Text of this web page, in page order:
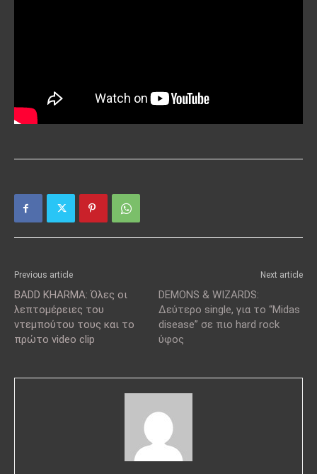
Previous article
BADD KHARMA: Όλες οι
λεπτομέρειες του
ντεμπούτου τους και το
πρώτο video clip
Next article
DEMONS & WIZARDS:
Δεύτερο single, για το “Midas
disease” σε πιο hard rock
ύφος